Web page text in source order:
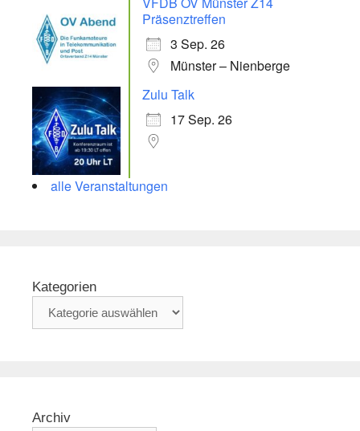
Präsenztreffen
3 Sep. 26
Münster – Nienberge
Zulu Talk
17 Sep. 26
alle Veranstaltungen
Kategorien
Archiv